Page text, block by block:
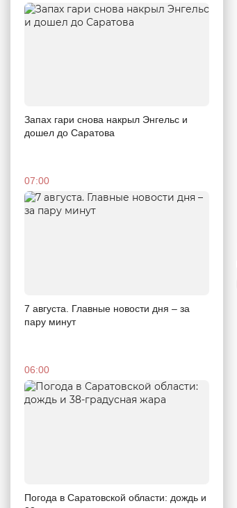
Запах гари снова накрыл Энгельс и
дошел до Саратова
07:00
7 августа. Главные новости дня – за
пару минут
06:00
Погода в Саратовской области: дождь и